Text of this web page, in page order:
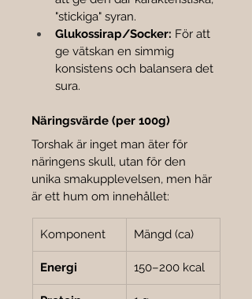
"stickiga" syran.
Glukossirap/Socker: För att
ge vätskan en simmig
konsistens och balansera det
sura.
Näringsvärde (per 100g)
Torshak är inget man äter för
näringens skull, utan för den
unika smakupplevelsen, men här
är ett hum om innehållet:
Komponent Mängd (ca)
Energi 150–200 kcal